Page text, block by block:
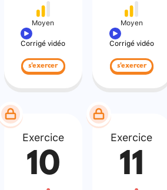
Moyen
Corrigé vidéo
s'exercer
Moyen
Corrigé vidéo
s'exercer
Exercice
10
Exercice
11